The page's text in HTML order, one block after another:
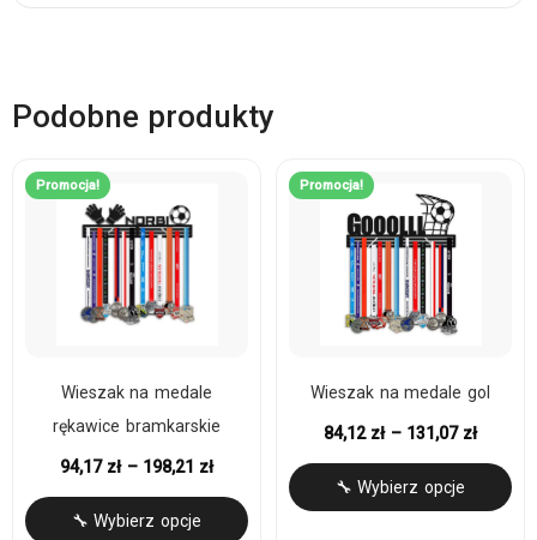
Podobne produkty
Promocja!
Wieszak na medale
rękawice bramkarskie
94,17 zł – 198,21 zł
🔧 Wybierz opcje
Promocja!
Wieszak na medale gol
84,12 zł – 131,07 zł
🔧 Wybierz opcje